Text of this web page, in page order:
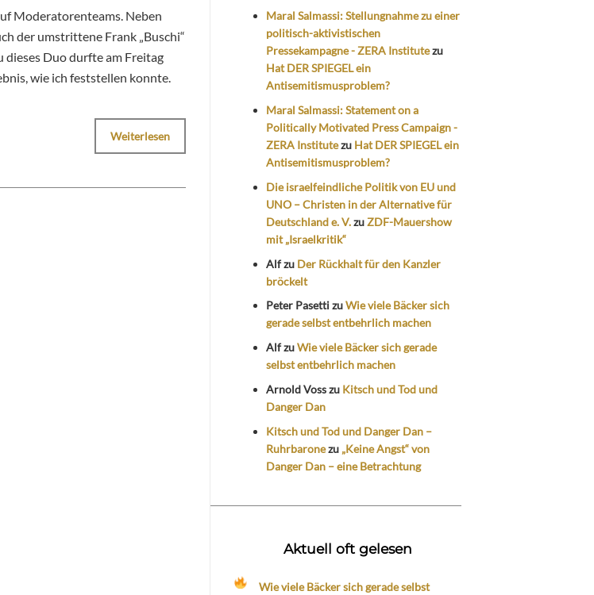
Moderatorenteams. Neben
der umstrittene Frank „Buschi“
dieses Duo durfte am Freitag
wie ich feststellen konnte.
Weiterlesen
Maral Salmassi: Stellungnahme zu einer
politisch-aktivistischen
Pressekampagne - ZERA Institutezu
Hat DER SPIEGEL ein
Antisemitismusproblem?
Maral Salmassi: Statement on a
Politically Motivated Press Campaign -
ZERA Institutezu Hat DER SPIEGEL ein
Antisemitismusproblem?
Die israelfeindliche Politik von EU und
UNO – Christen in der Alternative für
Deutschland e. V.zuZDF-Mauershow
mit „Israelkritik“
Alfzu Der Rückhalt für den Kanzler
bröckelt
Peter PasettizuWie viele Bäcker sich
gerade selbst entbehrlich machen
AlfzuWie viele Bäcker sich gerade
selbst entbehrlich machen
Arnold Vosszu Kitsch und Tod und
Danger Dan
Kitsch und Tod und Danger Dan –
Ruhrbaronezu „Keine Angst“ von
Danger Dan – eine Betrachtung
Aktuell oft gelesen
Wie viele Bäcker sich gerade selbst